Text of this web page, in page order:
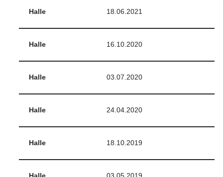
Halle 18.06.2021
Halle 16.10.2020
Halle 03.07.2020
Halle 24.04.2020
Halle 18.10.2019